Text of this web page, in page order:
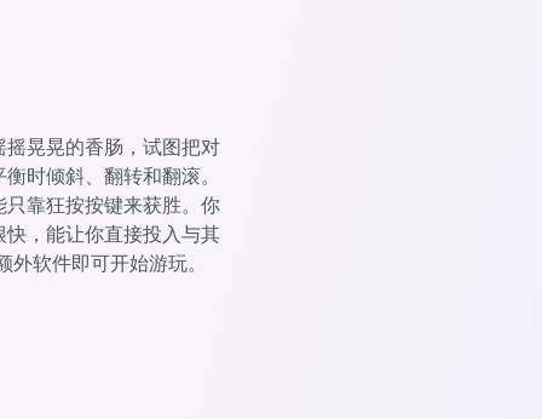
晃晃的香肠，试图把对
时倾斜、翻转和翻滚。
靠狂按按键来获胜。你
，能让你直接投入与其
软件即可开始游玩。